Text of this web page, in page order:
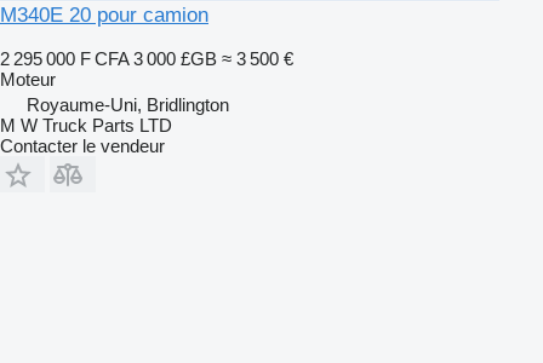
M340E 20 pour camion
2 295 000 F CFA 3 000 £GB ≈ 3 500 €
Moteur
Royaume-Uni, Bridlington
M W Truck Parts LTD
Contacter le vendeur